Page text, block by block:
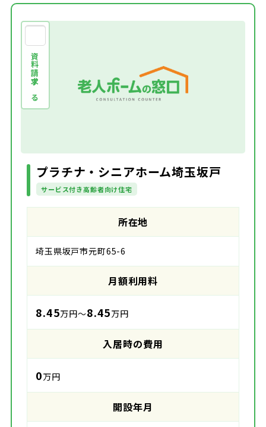
資料請求する
プラチナ・シニアホーム埼玉坂戸
サービス付き高齢者向け住宅
所在地
埼玉県坂戸市元町65-6
月額利用料
8.45万円～8.45万円
入居時の費用
0万円
開設年月